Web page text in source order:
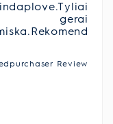
gerai
Review